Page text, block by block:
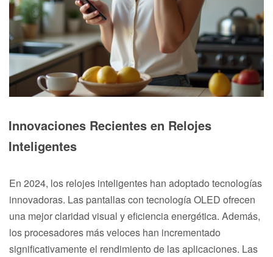
Innovaciones Recientes en Relojes
Inteligentes
En 2024, los relojes inteligentes han adoptado tecnologías
innovadoras. Las pantallas con tecnología OLED ofrecen
una mejor claridad visual y eficiencia energética. Además,
los procesadores más veloces han incrementado
significativamente el rendimiento de las aplicaciones. Las